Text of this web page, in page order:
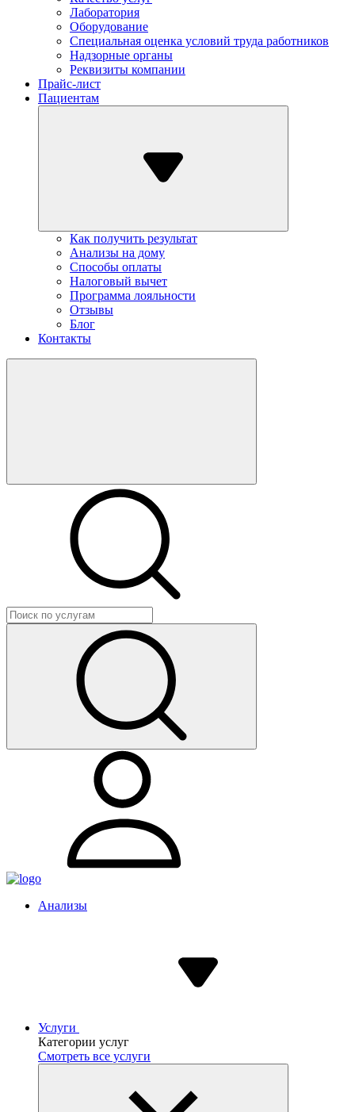
Лаборатория
Оборудование
Специальная оценка условий труда работников
Надзорные органы
Реквизиты компании
Прайс-лист
Пациентам
Как получить результат
Анализы на дому
Способы оплаты
Налоговый вычет
Программа лояльности
Отзывы
Блог
Контакты
Анализы
Услуги
Категории услуг
Смотреть все услуги